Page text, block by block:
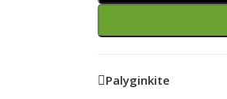
Palyginkite